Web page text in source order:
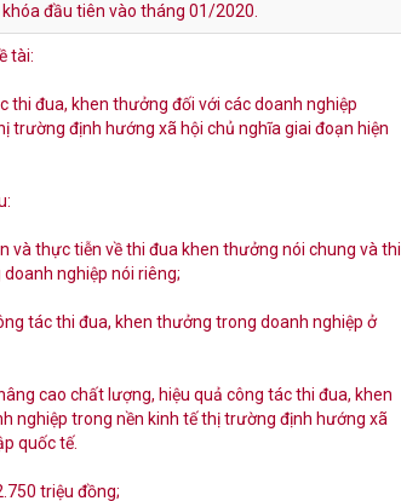
đầu tiên vào tháng 01/2020.
tài:
thi đua, khen thưởng đối với các doanh nghiệp
trường định hướng xã hội chủ nghĩa giai đoạn hiện
và thực tiễn về thi đua khen thưởng nói chung và thi
nghiệp nói riêng;
tác thi đua, khen thưởng trong doanh nghiệp ở
cao chất lượng, hiệu quả công tác thi đua, khen
nghiệp trong nền kinh tế thị trường định hướng xã
quốc tế.
triệu đồng;